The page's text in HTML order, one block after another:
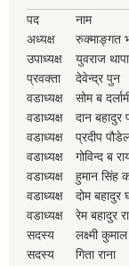
पद नाम
अध्यक्ष
रुक्माङ्गत
उपाध्यक्ष
युवराज थापा
प्रवक्ता
देवेन्द्र पुन
वडाध्यक्ष
सोम ब
वडाध्यक्ष
दान बहादुर
वडाध्यक्ष
प्रदीप
वडाध्यक्ष
गोविन्द ब
वडाध्यक्ष
हुमान सिंह
वडाध्यक्ष
दोम बहादुर
वडाध्यक्ष
रेम बहादुर
सदस्य
लक्ष्मी कुमाल
सदस्य
गिता राना